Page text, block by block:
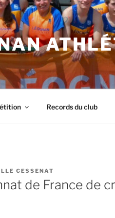
Records du club
CESSENAT
de France de